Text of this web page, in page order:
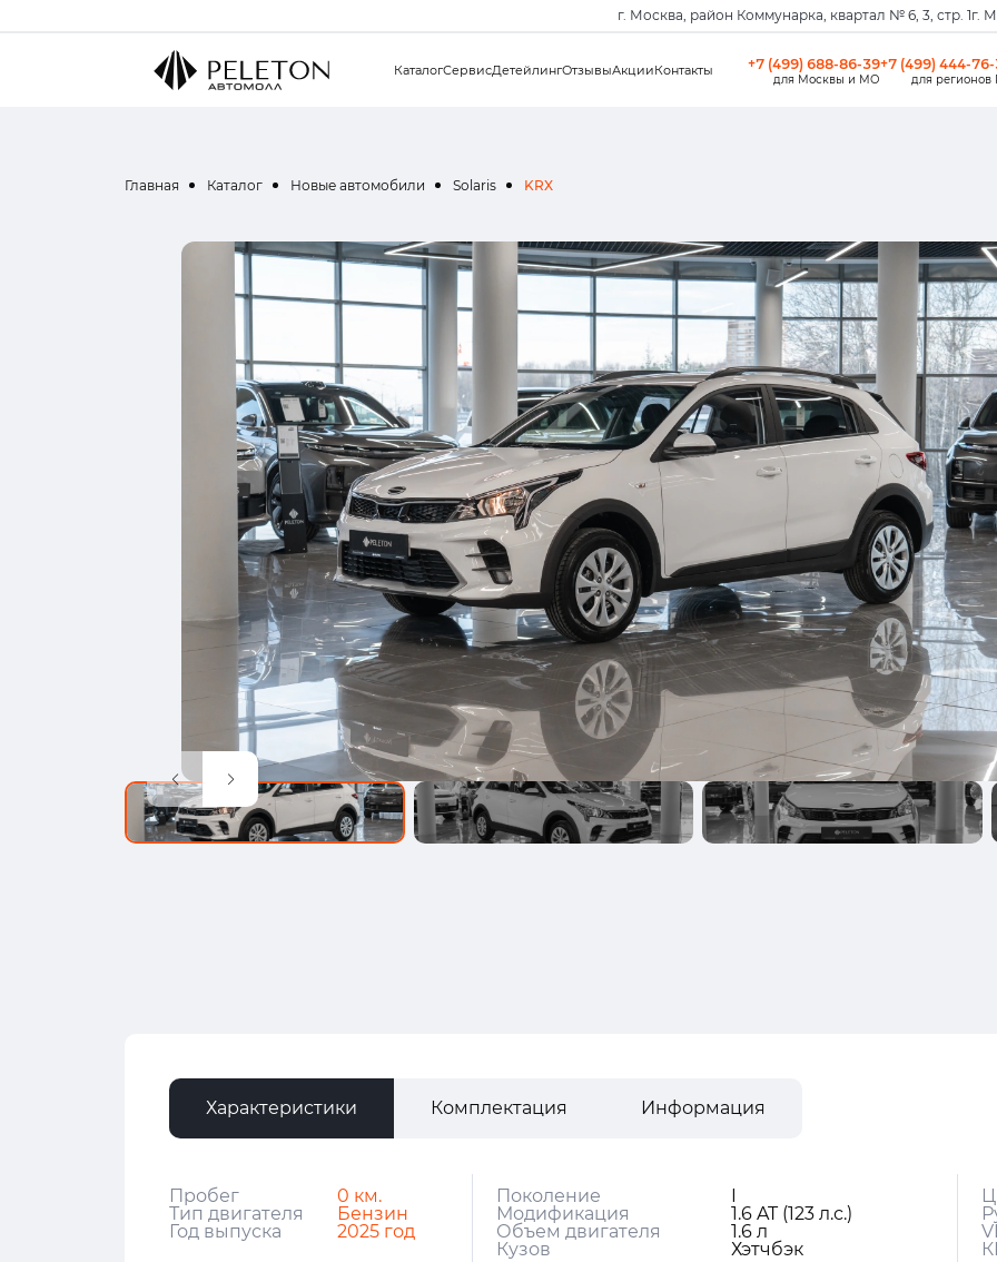
г. Москва, район Коммунарка, квартал № 6, 3, стр. 1г.
КаталогСервисДетейлингОтзывыАкцииКонтакты +7 (499) 688-86-39
для Москвы и МО
+7 (499) 444-
для регионов
Главная Каталог Новые автомобили Solaris KRX
Характеристики Комплектация Информация
Пробег
0 км.
Тип двигателя
Бензин
Год выпуска
2025 год
Поколение
I
Модификация
1.6 AT (123 л.с.)
Объем двигателя
1.6 л
Кузов
Хэтчбэк